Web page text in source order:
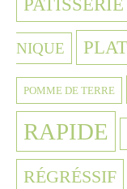
PATISSERIE
NIQUE
POMME DE TERRE
RAPIDE
RÉGRÉSSIF